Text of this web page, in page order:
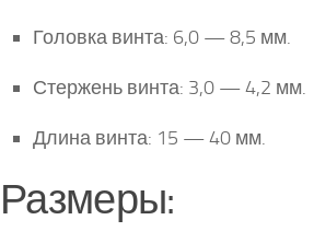
Головка винта: 6,0 — 8,5 мм.
Стержень винта: 3,0 — 4,2 мм.
Длина винта: 15 — 40 мм.
Размеры: